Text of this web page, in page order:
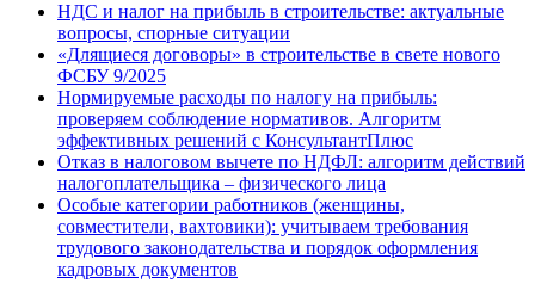
НДС и налог на прибыль в строительстве: актуальные
вопросы, спорные ситуации
«Длящиеся договоры» в строительстве в свете нового
ФСБУ 9/2025
Нормируемые расходы по налогу на прибыль:
проверяем соблюдение нормативов. Алгоритм
эффективных решений с КонсультантПлюс
Отказ в налоговом вычете по НДФЛ: алгоритм действий
налогоплательщика – физического лица
Особые категории работников (женщины,
совместители, вахтовики): учитываем требования
трудового законодательства и порядок оформления
кадровых документов